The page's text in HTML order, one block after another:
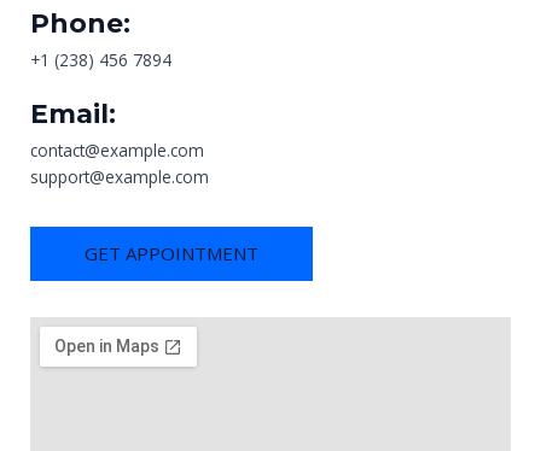
Phone:
+1 (238) 456 7894
Email:
contact@example.com
support@example.com
GET APPOINTMENT